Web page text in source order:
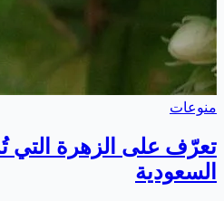
منوعات
تعرّف على الزهرة التي
السعودية